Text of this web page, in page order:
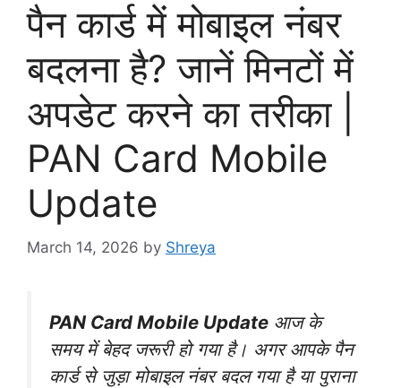
पैन कार्ड में मोबाइल नंबर
बदलना है? जानें मिनटों में
अपडेट करने का तरीका |
PAN Card Mobile
Update
March 14, 2026 by Shreya
PAN CardMobile Update आजके
समयमेंबेहदजरूरीहो गयाहै। अगरआपकेपैन
कार्डसे जुड़ामोबाइलनंबर बदलगयाहै या पुराना